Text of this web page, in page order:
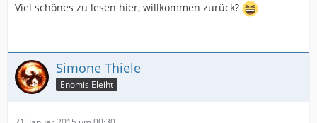
Viel schönes zu lesen hier, willkommen zurück?
Simone Thiele
Enomis Eleiht